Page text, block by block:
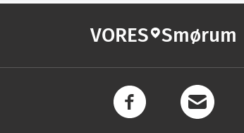
VORES Smørum